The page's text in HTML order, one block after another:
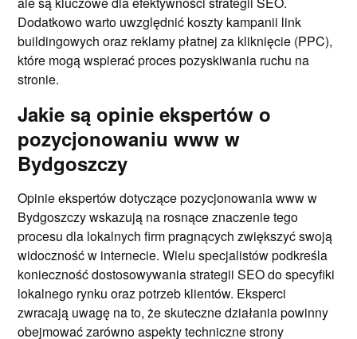
Dodatkowo warto uwzględnić koszty kampanii link
buildingowych oraz reklamy płatnej za kliknięcie (PPC),
które mogą wspierać proces pozyskiwania ruchu na
stronie.
Jakie są opinie ekspertów o
pozycjonowaniu www w
Bydgoszczy
Opinie ekspertów dotyczące pozycjonowania www w
Bydgoszczy wskazują na rosnące znaczenie tego
procesu dla lokalnych firm pragnących zwiększyć swoją
widoczność w internecie. Wielu specjalistów podkreśla
konieczność dostosowywania strategii SEO do specyfiki
lokalnego rynku oraz potrzeb klientów. Eksperci
zwracają uwagę na to, że skuteczne działania powinny
obejmować zarówno aspekty techniczne strony